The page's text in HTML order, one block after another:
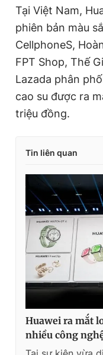
Tại Việt Nam,
phiên bản màu
CellphoneS,
FPT Shop, Thế
Lazada phân
cao su được ra
triệu đồng.
Tin liên quan
Huawei ra mắt
nhiều công